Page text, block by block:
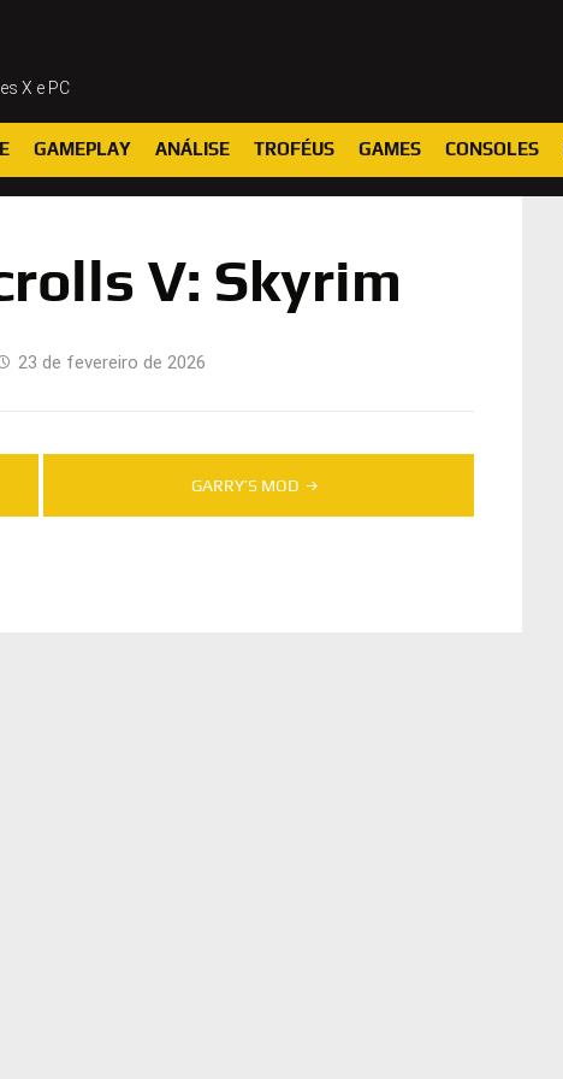
X e PC
GAMEPLAY ANÁLISE TROFÉUS GAMES CONSOLES
V: Skyrim
23 de fevereiro de 2026
GARRY’S MOD